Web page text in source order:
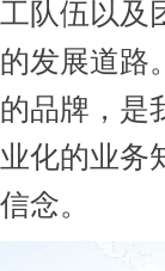
队伍以及
发展道路
品牌，是
化的业务
念。